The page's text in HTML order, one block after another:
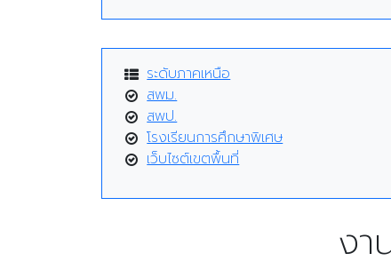
ระดับภาคเหนือ
สพม.
สพป.
โรงเรียนการศึกษาพิเศษ
เว็บไซต์เขตพื้นที่
งา